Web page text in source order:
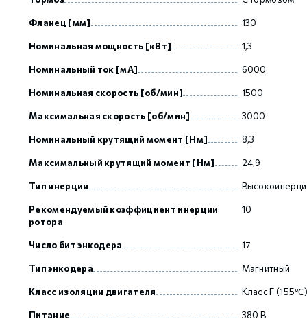
Фланец [мм] 130
Номинальная мощность [кВт] 1,3
Номинальный ток [мА] 6000
Номинальная скорость [об/мин] 1500
Максимальная скорость [об/мин] 3000
Номинальный крутящий момент [Нм] 8,3
Максимальный крутящий момент [Нм] 24,9
Тип инерции
Рекомендуемый коэффициент инерции
ротора
10
Число бит энкодера 17
Тип энкодера Магнитный
Класс изоляции двигателя Класс F (155℃)
Питание 380 В
GCAN